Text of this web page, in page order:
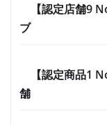
【認定店舗9
ブ
【認定商品1
舗